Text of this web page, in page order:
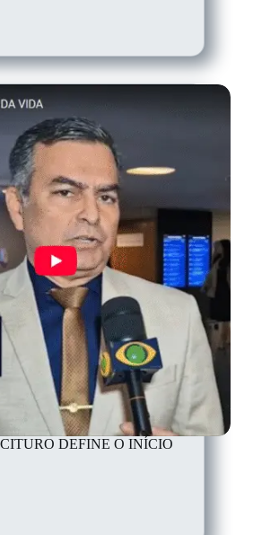
DEFINE O INÍCIO